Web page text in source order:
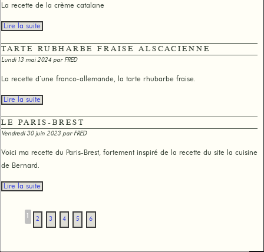
La recette de la crème catalane
Lire la suite
TARTE RUBHARBE FRAISE ALSCACIENNE
Lundi 13 mai 2024 parFRED
La recette d’une franco-allemande, la tarte rhubarbe fraise.
Lire la suite
LE PARIS-BREST
Vendredi 30 juin 2023 parFRED
Voici ma recette du Paris-Brest, fortement inspiré de la recette du site la cuisine
de Bernard.
Lire la suite
1 2 3 4 5 6